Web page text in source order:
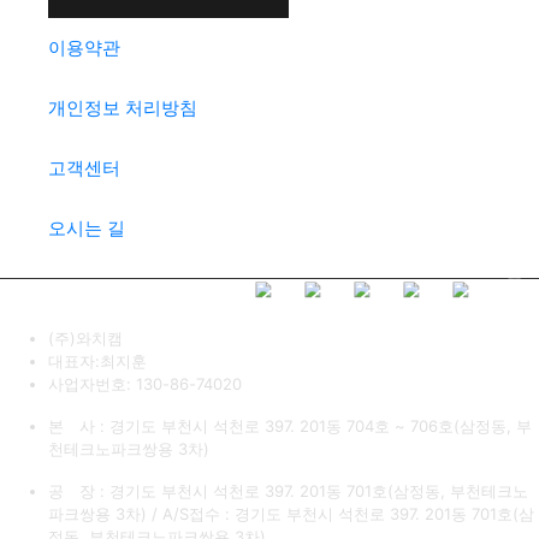
이용약관
개인정보 처리방침
고객센터
오시는 길
(주)와치캠
대표자:최지훈
사업자번호: 130-86-74020
본 사 : 경기도 부천시 석천로 397. 201동 704호 ~ 706호(삼정동, 부
천테크노파크쌍용 3차)
공 장 : 경기도 부천시 석천로 397. 201동 701호(삼정동, 부천테크노
파크쌍용 3차) / A/S접수 : 경기도 부천시 석천로 397. 201동 701호(삼